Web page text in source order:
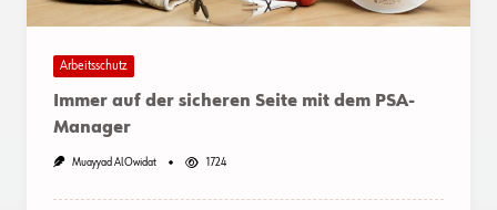
Arbeitsschutz
Immer auf der sicheren Seite mit dem PSA-
Manager
Muayyad AlOwidat 1724